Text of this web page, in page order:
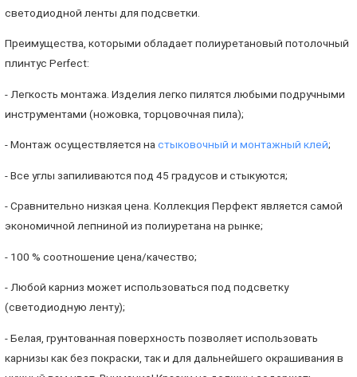
светодиодной ленты для подсветки.
Преимущества, которыми обладает полиуретановый потолочный
плинтус Perfect:
- Легкость монтажа. Изделия легко пилятся любыми подручными
инструментами (ножовка, торцовочная пила);
- Монтаж осуществляется на стыковочный и монтажный клей;
- Все углы запиливаются под 45 градусов и стыкуются;
- Сравнительно низкая цена. Коллекция Перфект является самой
экономичной лепниной из полиуретана на рынке;
- 100 % соотношение цена/качество;
- Любой карниз может использоваться под подсветку
(светодиодную ленту);
- Белая, грунтованная поверхность позволяет использовать
карнизы как без покраски, так и для дальнейшего окрашивания в